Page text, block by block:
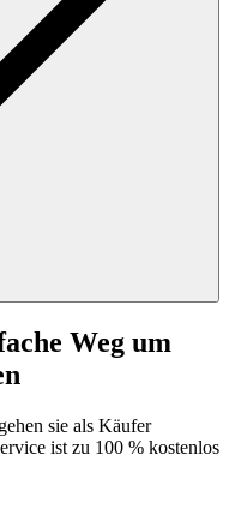
Weg um
sie als Käufer
ist zu 100 % kostenlos